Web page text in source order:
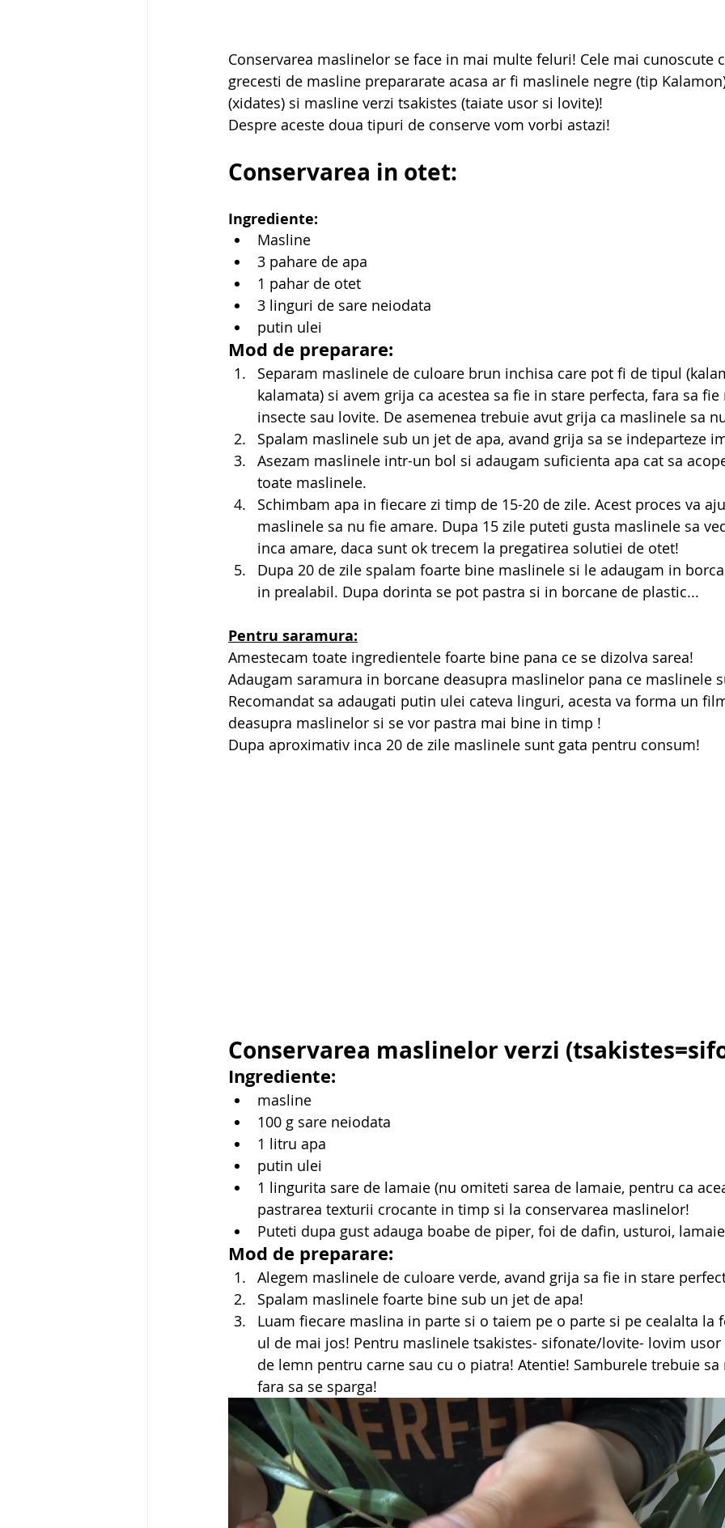
Conservarea maslinelor se face in mai multe feluri! Cele mai cunoscute
grecesti de masline prepararate acasa ar fi maslinele negre (tip
(xidates) si masline verzi tsakistes (taiate usor si lovite)!
Despre aceste doua tipuri de conserve vom vorbi astazi!
Conservarea in otet:
Ingrediente:
Masline
3 pahare de apa
1 pahar de otet
3 linguri de sare neiodata
putin ulei
Mod de preparare:
Separam maslinele de culoare brun inchisa care pot fi de tipul
kalamata) si avem grija ca acestea sa fie in stare perfecta, fara sa
insecte sau lovite. De asemenea trebuie avut grija ca maslinele sa
Spalam maslinele sub un jet de apa, avand grija sa se indeparteze
Asezam maslinele intr-un bol si adaugam suficienta apa cat sa
toate maslinele.
Schimbam apa in fiecare zi timp de 15-20 de zile. Acest proces va
maslinele sa nu fie amare. Dupa 15 zile puteti gusta maslinele sa
inca amare, daca sunt ok trecem la pregatirea solutiei de otet!
Dupa 20 de zile spalam foarte bine maslinele si le adaugam in
in prealabil. Dupa dorinta se pot pastra si in borcane de plastic...
Pentru saramura:
Amestecam toate ingredientele foarte bine pana ce se dizolva sarea!
Adaugam saramura in borcane deasupra maslinelor pana ce maslinele
Recomandat sa adaugati putin ulei cateva linguri, acesta va forma un
deasupra maslinelor si se vor pastra mai bine in timp !
Dupa aproximativ inca 20 de zile maslinele sunt gata pentru consum!
Conservarea maslinelor verzi
Ingrediente:
masline
100 g sare neiodata
1 litru apa
putin ulei
1 lingurita sare de lamaie (nu omiteti sarea de lamaie, pentru ca
pastrarea texturii crocante in timp si la conservarea maslinelor!
Puteti dupa gust adauga boabe de piper, foi de dafin, usturoi,
Mod de preparare:
Alegem maslinele de culoare verde, avand grija sa fie in stare
Spalam maslinele foarte bine sub un jet de apa!
Luam fiecare maslina in parte si o taiem pe o parte si pe cealalta la
ul de mai jos! Pentru maslinele tsakistes- sifonate/lovite- lovim usor
de lemn pentru carne sau cu o piatra! Atentie! Samburele trebuie sa
fara sa se sparga!